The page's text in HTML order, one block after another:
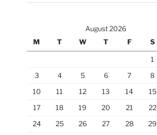
August 2026
M
T W T F S
1
3
4 5 6 7 8
10
11 12 13 14 15
17
18 19 20 21 22
24
25 26 27 28 29